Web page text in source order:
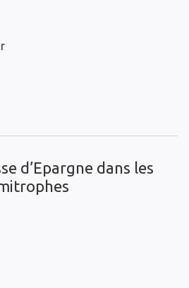
d’Epargne dans les